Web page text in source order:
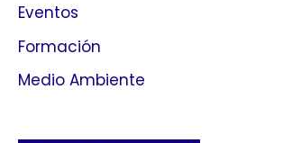
Eventos
Formación
Medio Ambiente